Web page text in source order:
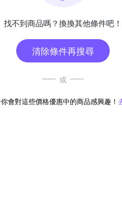
找不到商品嗎？換換其他條件吧！
清除條件再搜尋
或
會對這些價格優惠中的商品感興趣！